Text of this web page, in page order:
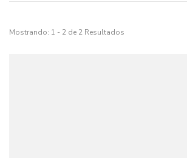
Mostrando: 1 - 2 de 2 Resultados